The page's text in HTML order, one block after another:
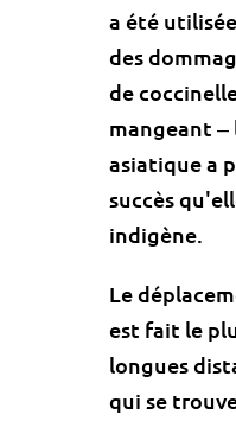
a été
des
de
mangeant ‒
asiatique a
succès
indigène.
Le
est fait le
longues
qui se